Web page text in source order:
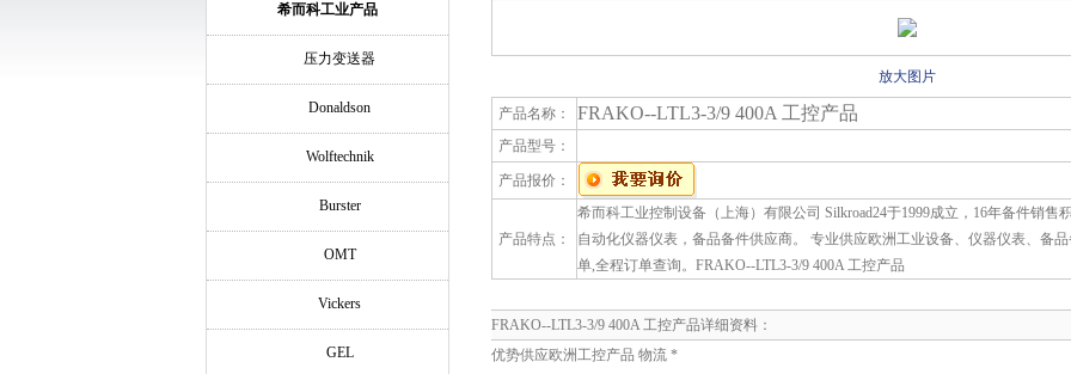
希而科工业产品
压力变送器
Donaldson
Wolftechnik
Burster
OMT
Vickers
GEL
放大图片
产品名称： FRAKO--LTL3-3/9 400A 工控产品
产品型号：
产品报价：
产品特点：
希而科工业控制设备（上海）有限公司 Silkroad24于1999成立，16年备件销售
自动化仪器仪表，备品备件供应商。 专业供应欧洲工业设备、仪器仪表、备
单,全程订单查询。FRAKO--LTL3-3/9 400A 工控产品
FRAKO--LTL3-3/9 400A 工控产品详细资料：
优势供应欧洲工控产品 物流 *